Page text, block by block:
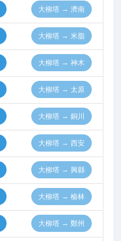
大柳塔 → 濟南
大柳塔 → 米脂
大柳塔 → 神木
大柳塔 → 太原
大柳塔 → 銅川
大柳塔 → 西安
大柳塔 → 興縣
大柳塔 → 榆林
大柳塔 → 鄭州